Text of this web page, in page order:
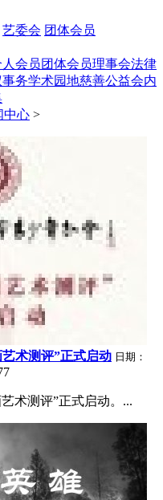
艺委会 团体会员
会员团体会员理事会法律
务学术园地慈善公益会内
中心 >
术测评”正式启动 日期：
术测评”正式启动。...